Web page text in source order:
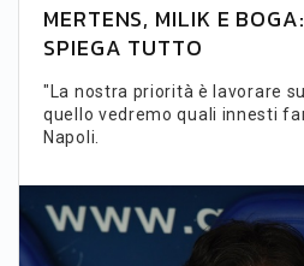
MERTENS, MILIK E
SPIEGA TUTTO
"La nostra priorità è lavorare
quello vedremo quali innesti
Napoli.